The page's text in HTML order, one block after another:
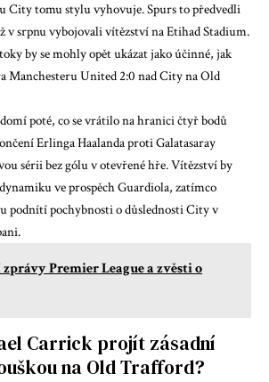
City tomu stylu vyhovuje. Spurs to předvedli
v srpnu vybojovali vítězství na Etihad Stadium.
by se mohly opět ukázat jako účinné, jak
Manchesteru United 2:0 nad City na Old
poté, co se vrátilo na hranici čtyř bodů
Erlinga Haalanda proti Galatasaray
sérii bez gólu v otevřené hře. Vítězství by
ve prospěch Guardiola, zatímco
podnítí pochybnosti o důslednosti City v
Premier League a zvěsti o
Carrick projít zásadní
na Old Trafford?